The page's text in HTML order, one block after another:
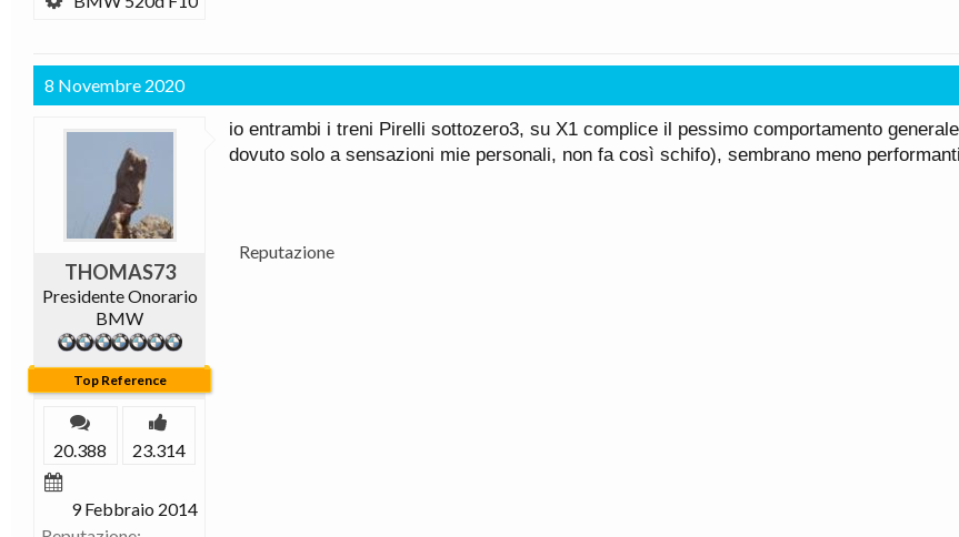
8 Novembre 2020
THOMAS73
Presidente Onorario
BMW
Top Reference
20.388 23.314
9 Febbraio 2014
io entrambi i treni Pirelli sottozero3, su X1 complice il pessimo comportamento
dovuto solo a sensazioni mie personali, non fa così schifo), sembrano meno performanti
Reputazione